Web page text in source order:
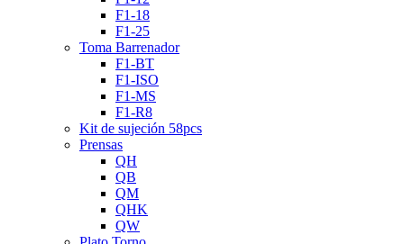
F1-18
F1-25
Toma Barrenador
F1-BT
F1-ISO
F1-MS
F1-R8
Kit de sujeción 58pcs
Prensas
QH
QB
QM
QHK
QW